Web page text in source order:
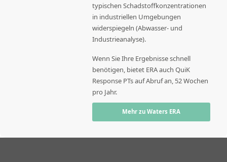
typischen Schadstoffkonzentrationen
in industriellen Umgebungen
widerspiegeln (Abwasser- und
Industrieanalyse).
Wenn Sie Ihre Ergebnisse schnell
benötigen, bietet ERA auch QuiK
Response PTs auf Abruf an, 52 Wochen
pro Jahr.
Mehr zu Waters ERA